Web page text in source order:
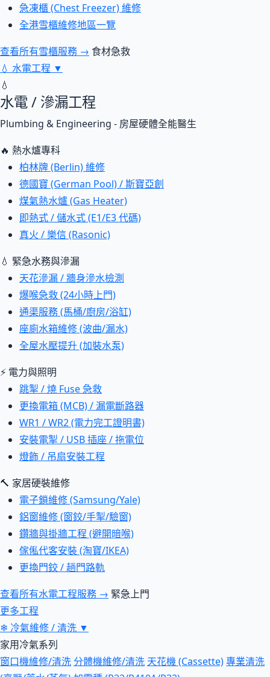
急凍櫃 (Chest Freezer) 維修
全港雪櫃維修地區一覽
查看所有雪櫃服務 → 食材急救
💧 水電工程 ▼
💧
水電 / 滲漏工程
Plumbing & Engineering - 房屋硬體全能醫生
🔥 熱水爐專科
柏林牌 (Berlin) 維修
德國寶 (German Pool) / 斯寶亞創
煤氣熱水爐 (Gas Heater)
即熱式 / 儲水式 (E1/E3 代碼)
真火 / 樂信 (Rasonic)
💧 緊急水務與滲漏
天花滲漏 / 牆身滲水檢測
爆喉急救 (24小時上門)
通渠服務 (馬桶/廚房/浴缸)
座廁水箱維修 (波曲/漏水)
全屋水壓提升 (加裝水泵)
⚡ 電力與照明
跳掣 / 燒 Fuse 急救
更換電箱 (MCB) / 漏電斷路器
WR1 / WR2 (電力完工證明書)
安裝電掣 / USB 插座 / 拖電位
燈飾 / 吊扇安裝工程
🔨 家居硬裝維修
電子鎖維修 (Samsung/Yale)
鋁窗維修 (窗鉸/手掣/驗窗)
鑽牆與掛牆工程 (避開暗喉)
傢俬代客安裝 (淘寶/IKEA)
更換門鉸 / 趟門路軌
查看所有水電工程服務 → 緊急上門
更多工程
❄ 冷氣維修 / 清洗 ▼
家用冷氣系列
窗口機維修/清洗 分體機維修/清洗 天花機 (Cassette)專業清洗